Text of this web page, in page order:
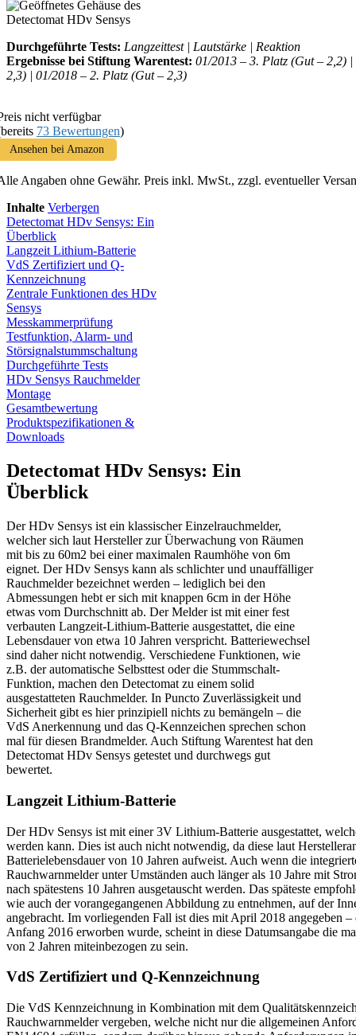
Durchgeführte Tests: Langzeittest | Lautstärke | Reaktion
Ergebnisse bei Stiftung Warentest: 01/2013 – 3. Platz (Gut – 2,2)
2,3) | 01/2018 – 2. Platz (Gut – 2,3)
nicht verfügbar
73 Bewertungen)
Ansehen bei Amazon
Angaben ohne Gewähr. Preis inkl. MwSt., zzgl. eventueller
Inhalte Verbergen
Detectomat HDv Sensys: Ein
Überblick
Langzeit Lithium-Batterie
VdS Zertifiziert und Q-
Kennzeichnung
Zentrale Funktionen des HDv
Sensys
Messkammerprüfung
Testfunktion, Alarm- und
Störsignalstummschaltung
Durchgeführte Tests
HDv Sensys Rauchmelder
Montage
Gesamtbewertung
Produktspezifikationen &
Downloads
Detectomat HDv Sensys: Ein
Überblick
Der HDv Sensys ist ein klassischer Einzelrauchmelder,
welcher sich laut Hersteller zur Überwachung von Räumen
mit bis zu 60m2 bei einer maximalen Raumhöhe von 6m
eignet. Der HDv Sensys kann als schlichter und unauffälliger
Rauchmelder bezeichnet werden – lediglich bei den
Abmessungen hebt er sich mit knappen 6cm in der Höhe
etwas vom Durchschnitt ab. Der Melder ist mit einer fest
verbauten Langzeit-Lithium-Batterie ausgestattet, die eine
Lebensdauer von etwa 10 Jahren verspricht. Batteriewechsel
sind daher nicht notwendig. Verschiedene Funktionen, wie
z.B. der automatische Selbsttest oder die Stummschalt-
Funktion, machen den Detectomat zu einem solid
ausgestatteten Rauchmelder. In Puncto Zuverlässigkeit und
Sicherheit gibt es hier prinzipiell nichts zu bemängeln – die
VdS Anerkennung und das Q-Kennzeichen sprechen schon
mal für diesen Brandmelder. Auch Stiftung Warentest hat den
Detectomat HDv Sensys getestet und durchwegs gut
bewertet.
Langzeit Lithium-Batterie
Der HDv Sensys ist mit einer 3V Lithium-Batterie ausgestattet,
werden kann. Dies ist auch nicht notwendig, da diese laut
Batterielebensdauer von 10 Jahren aufweist. Auch wenn die
Rauchwarnmelder unter Umständen auch länger als 10 Jahre mit
nach spätestens 10 Jahren ausgetauscht werden. Das späteste
wie auch der vorangegangenen Abbildung zu entnehmen, auf der
angebracht. Im vorliegenden Fall ist dies mit April 2018 angegeben –
Anfang 2016 erworben wurde, scheint in diese Datumsangabe die
von 2 Jahren miteinbezogen zu sein.
VdS Zertifiziert und Q-Kennzeichnung
Die VdS Kennzeichnung in Kombination mit dem
Rauchwarnmelder vergeben, welche nicht nur die allgemeinen